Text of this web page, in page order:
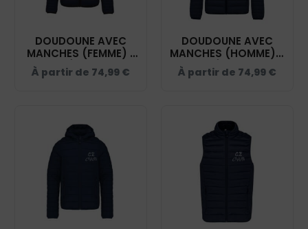
DOUDOUNE AVEC
MANCHES (FEMME) -
CENTRE ÉQUESTRE DE
CHALAIN - NAVY -
À partir de 74,99 €
DOUDOUNE AVEC
MANCHES (HOMME) -
CENTRE ÉQUESTRE DE
CHALAIN - NAVY -
À partir de 74,99 €